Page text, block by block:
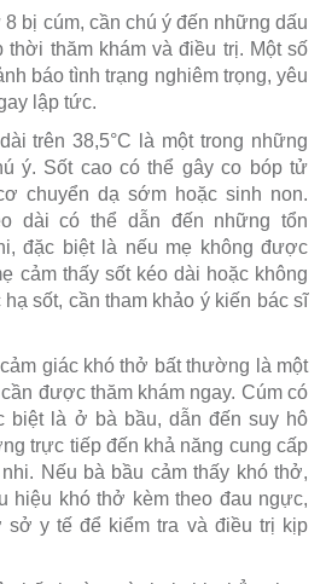
bị cúm, cần chú ý đến những dấu
thăm khám và điều trị. Một số
báo tình trạng nghiêm trọng, yêu
lập tức.
trên 38,5°C là một trong những
ý. Sốt cao có thể gây co bóp tử
chuyển dạ sớm hoặc sinh non.
dài có thể dẫn đến những tổn
đặc biệt là nếu mẹ không được
cảm thấy sốt kéo dài hoặc không
sốt, cần tham khảo ý kiến bác sĩ
giác khó thở bất thường là một
được thăm khám ngay. Cúm có
biệt là ở bà bầu, dẫn đến suy hô
trực tiếp đến khả năng cung cấp
Nếu bà bầu cảm thấy khó thở,
hiệu khó thở kèm theo đau ngực,
y tế để kiểm tra và điều trị kịp